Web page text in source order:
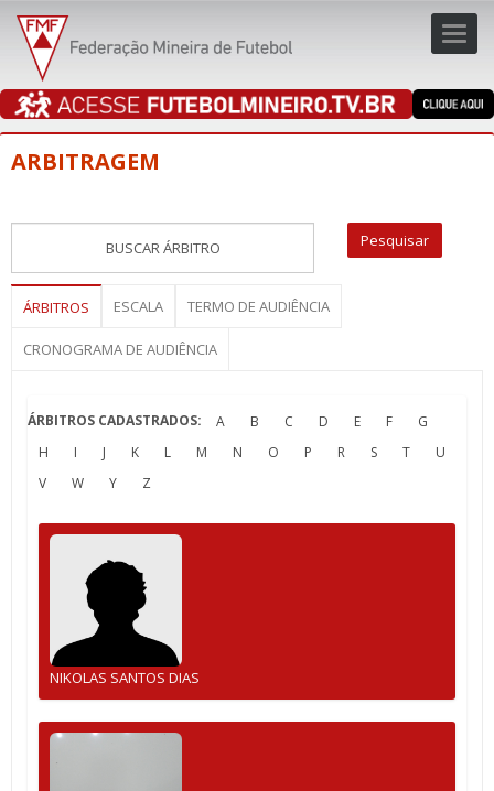
ARBITRAGEM
ÁRBITROS ESCALA TERMO DE AUDIÊNCIA
CRONOGRAMA DE AUDIÊNCIA
ÁRBITROS CADASTRADOS: A B C D E F
G
H
I J K L M N O P R S T
U
V
W Y Z
NIKOLAS SANTOS DIAS